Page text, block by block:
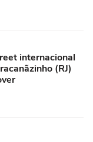
internacional
(RJ)